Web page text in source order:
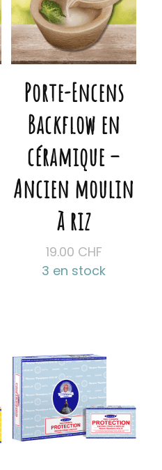
Porte-Encens
Backflow en
céramique –
Ancien moulin
à riz
19.00 CHF
3 en stock